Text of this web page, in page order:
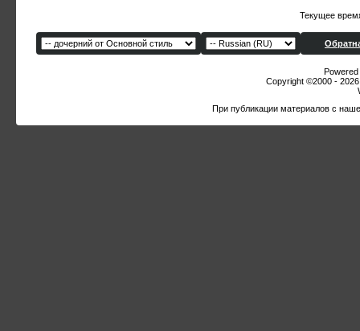
Текущее
Copyright ©2000 -
При публикации материалов с